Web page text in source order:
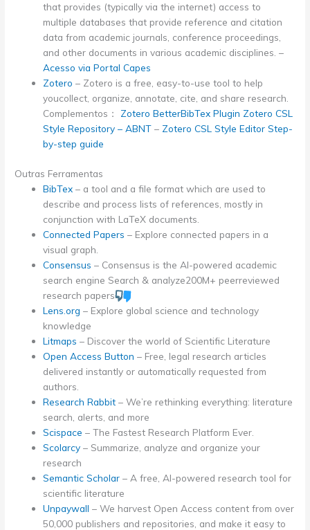
that provides (typically via the internet) access to
multiple databases that provide reference and citation
data from academic journals, conference proceedings,
and other documents in various academic disciplines. –
Acesso via Portal Capes
Zotero– Zotero is a free, easy-to-use tool to help
youcollect, organize, annotate, cite, and share research.
Complementos： Zotero BetterBibTex Plugin Zotero CSL
Style Repository – ABNT – Zotero CSL Style Editor Step-
by-step guide
Outras Ferramentas
BibTex – a tool and a file format which are used to
describe and process lists of references, mostly in
conjunction with LaTeX documents.
Connected Papers – Explore connected papers in a
visual graph.
Consensus – Consensus is the AI-powered academic
search engine Search & analyze200M+ peerreviewed
research papers
Lens.org – Explore global science and technology
knowledge
Litmaps – Discover the world of Scientific Literature
Open Access Button – Free, legal research articles
delivered instantly or automatically requested from
authors.
Research Rabbit – We’re rethinking everything: literature
search, alerts, and more
Scispace – The Fastest Research Platform Ever.
Scolarcy – Summarize, analyze and organize your
research
Semantic Scholar – A free, AI-powered research tool for
scientific literature
Unpaywall – We harvest Open Access content from over
50,000 publishers and repositories, and make it easy to